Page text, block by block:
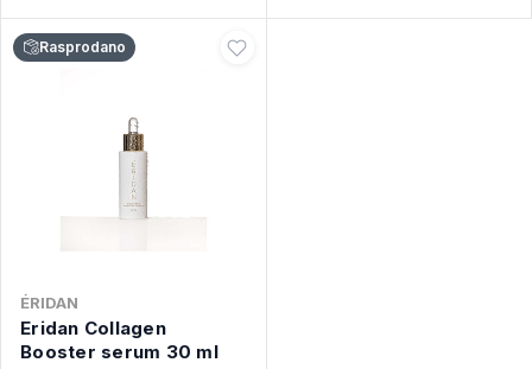
Rasprodano
ÉRIDAN
Eridan Collagen
Booster serum 30 ml